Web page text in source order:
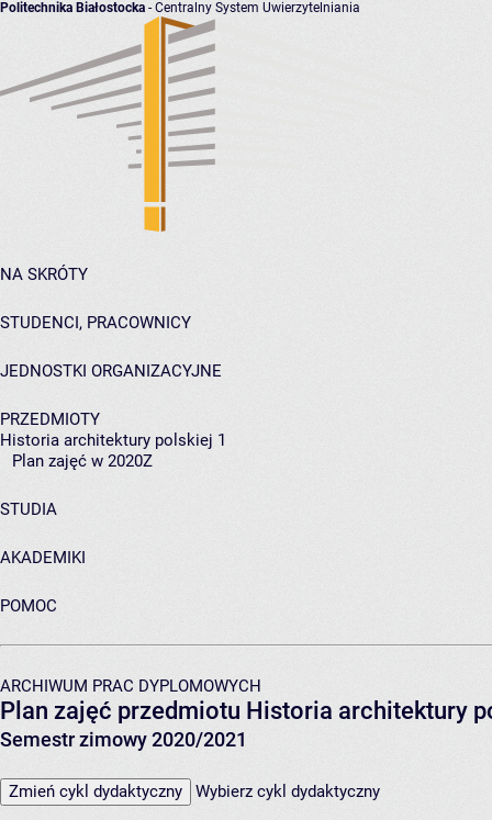
Politechnika Białostocka - Centralny System Uwierzytelniania
NA SKRÓTY
STUDENCI, PRACOWNICY
JEDNOSTKI ORGANIZACYJNE
PRZEDMIOTY
Historia architektury polskiej 1
Plan zajęć w 2020Z
STUDIA
AKADEMIKI
POMOC
ARCHIWUM PRAC DYPLOMOWYCH
Plan zajęć przedmiotu Historia architektury
Semestr zimowy 2020/2021
Zmień cykl dydaktyczny Wybierz cykl dydaktyczny